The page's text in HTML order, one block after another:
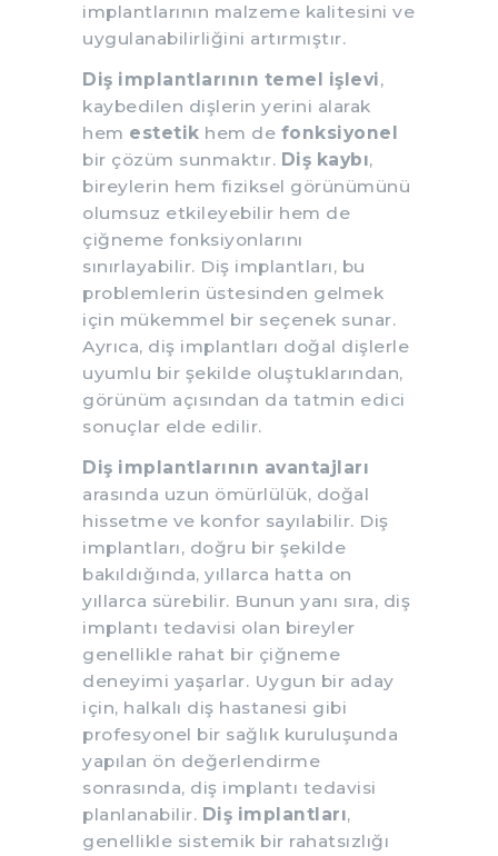
implantlarının malzeme kalitesini ve
uygulanabilirliğini artırmıştır.
Diş implantlarının temel işlevi,
kaybedilen dişlerin yerini alarak
hem estetik hem de fonksiyonel
bir çözüm sunmaktır. Diş kaybı,
bireylerin hem fiziksel görünümünü
olumsuz etkileyebilir hem de
çiğneme fonksiyonlarını
sınırlayabilir. Diş implantları, bu
problemlerin üstesinden gelmek
için mükemmel bir seçenek sunar.
Ayrıca, diş implantları doğal dişlerle
uyumlu bir şekilde oluştuklarından,
görünüm açısından da tatmin edici
sonuçlar elde edilir.
Diş implantlarının avantajları
arasında uzun ömürlülük, doğal
hissetme ve konfor sayılabilir. Diş
implantları, doğru bir şekilde
bakıldığında, yıllarca hatta on
yıllarca sürebilir. Bunun yanı sıra, diş
implantı tedavisi olan bireyler
genellikle rahat bir çiğneme
deneyimi yaşarlar. Uygun bir aday
için, halkalı diş hastanesi gibi
profesyonel bir sağlık kuruluşunda
yapılan ön değerlendirme
sonrasında, diş implantı tedavisi
planlanabilir. Diş implantları,
genellikle sistemik bir rahatsızlığı